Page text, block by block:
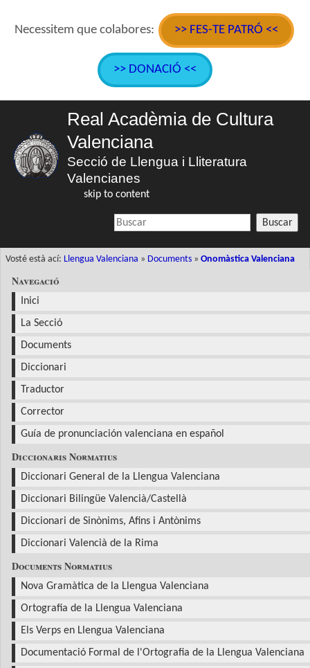
Necessitem que colabores: >> FES-TE PATRÓ <<
>> DONACIÓ <<
Real Acadèmia de Cultura
Valenciana
Secció de Llengua i Lliteratura
Valencianes
skip to content
Buscar
Vosté està ací: Llengua Valenciana » Documents »Onomàstica Valenciana
Navegació
Inici
La Secció
Documents
Diccionari
Traductor
Corrector
Guía de pronunciación valenciana en español
Diccionaris Normatius
Diccionari General de la Llengua Valenciana
Diccionari Bilingüe Valencià/Castellà
Diccionari de Sinònims, Afins i Antònims
Diccionari Valencià de la Rima
Documents Normatius
Nova Gramàtica de la Llengua Valenciana
Ortografia de la Llengua Valenciana
Els Verps en Llengua Valenciana
Documentació Formal de l'Ortografia de la Llengua Valenciana